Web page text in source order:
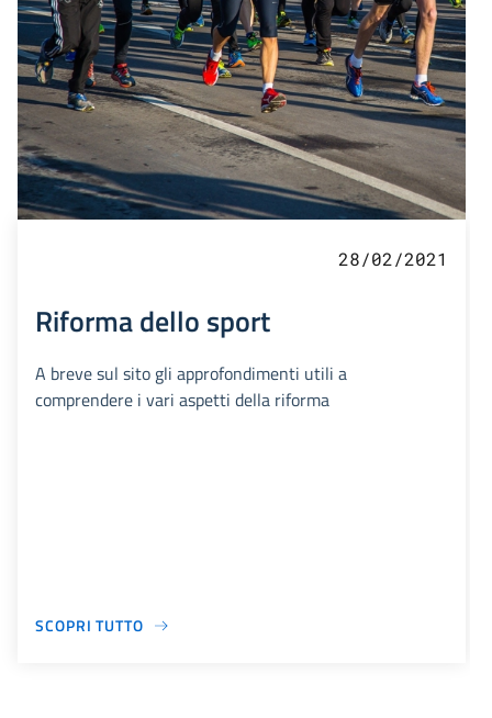
28/02/2021
Riforma dello sport
A breve sul sito gli approfondimenti utili a
comprendere i vari aspetti della riforma
SCOPRI TUTTO